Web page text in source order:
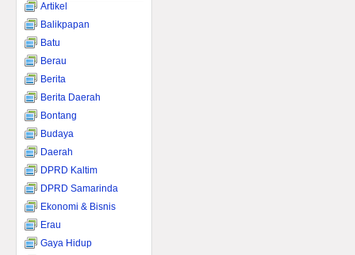
Artikel
Balikpapan
Batu
Berau
Berita
Berita Daerah
Bontang
Budaya
Daerah
DPRD Kaltim
DPRD Samarinda
Ekonomi & Bisnis
Erau
Gaya Hidup